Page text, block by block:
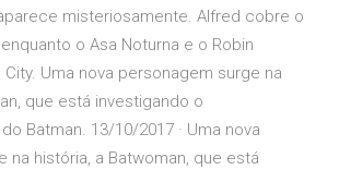
misteriosamente. Alfred cobre o
o Asa Noturna e o Robin
Uma nova personagem surge na
que está investigando o
Batman. 13/10/2017 · Uma nova
na história, a Batwoman, que está